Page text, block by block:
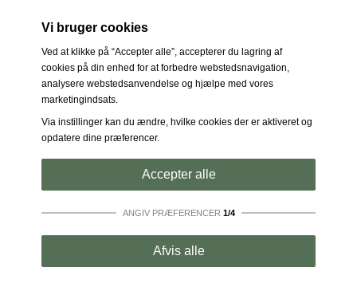
Vi bruger cookies
Ved at klikke på “Accepter alle”, accepterer du lagring af
cookies på din enhed for at forbedre webstedsnavigation,
analysere webstedsanvendelse og hjælpe med vores
marketingindsats.
Via instillinger kan du ændre, hvilke cookies der er aktiveret og
opdatere dine præferencer.
Accepter alle
ANGIV PRÆFERENCER 1/4
Disse cookies er essentielle for at
Afvis alle